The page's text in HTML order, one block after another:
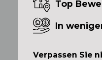
Top
In
Verpassen Sie